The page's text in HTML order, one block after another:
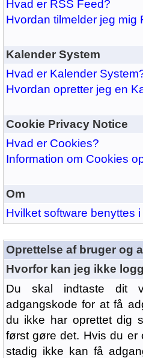
Hvad er RSS Feed?
Hvordan tilmelder jeg mig
Kalender System
Hvad er Kalender
Hvordan opretter jeg en
Cookie Privacy Notice
Hvad er Cookies?
Information om Cookies
Om
Hvilket software benyttes
Oprettelse af bruger og
Hvorfor kan jeg ikke
Du skal indtaste dit
adgangskode for at få
du ikke har oprettet dig
først gøre det. Hvis du er
stadig ikke kan få